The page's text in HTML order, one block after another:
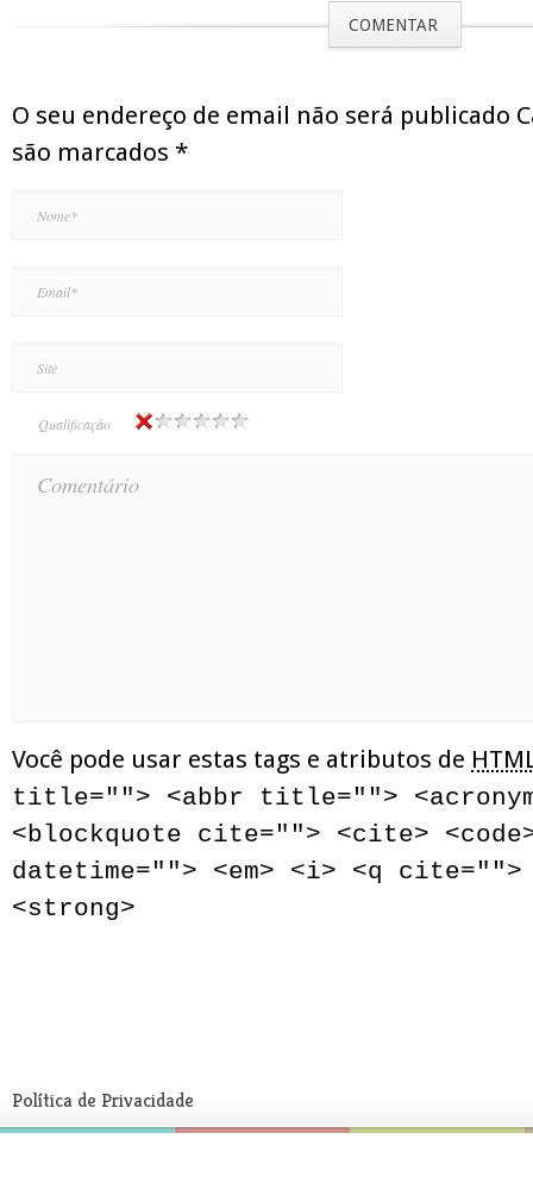
COMENTAR
O seu endereço de email não será publicado
são marcados *
Qualificação
Você pode usar estas tags e atributos de
title=""> <abbr title="">
<blockquote cite=""> <cite>
datetime=""> <em> <i> <q
<strong>
Política de Privacidade